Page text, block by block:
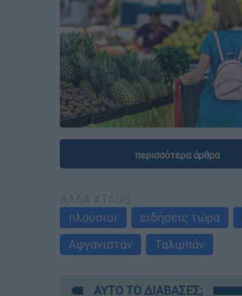
περισσότερα άρθρα
πλούσιοι
ειδήσεις τώρα
Αφγανιστάν
Ταλιμπάν
ΑΥΤΟ ΤΟ ΔΙΑΒΑΣΕΣ;